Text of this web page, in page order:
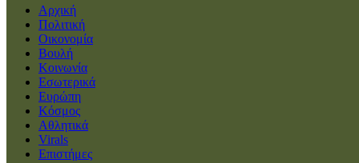
Αρχική
Πολιτική
Οικονομία
Βουλή
Κοινωνία
Εσωτερικά
Ευρώπη
Κόσμος
Αθλητικά
Virals
Επιστήμες